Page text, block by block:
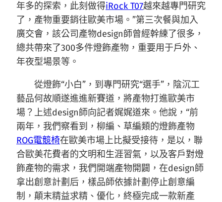
年多的探索，此刻做得iRock T07越來越專門研究
了，產物重要銷往歐美市場。”第三次餐與加入
廣交會，該公司產物design師曾經幹練了很多，
總共帶來了300多件燈飾產物，重要用于戶外、
年夜型場景等。
從燈飾“小白”，到專門研究“選手”，陰沉工
藝品何故順遂進進新賽道，將產物打進歐美市
場？上述design師向記者娓娓道來。他說，“前
兩年，我們察看到，柳編、草編類的燈飾產物
ROG電競椅在歐美市場上比擬受接待，是以，聯
合歐美花費者的文明和生涯習氣，以及客戶對燈
飾產物的需求，我們開端產物開闢，在design師
拿出創意計劃后，樣品師依據計劃停止創意編
制，顛末精益求精、優化，終極完成一款新產